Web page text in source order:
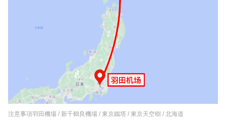
注意事項羽田機場 / 新千鶴良機場 / 東京鐵塔 / 東京天空樹 / 北海道